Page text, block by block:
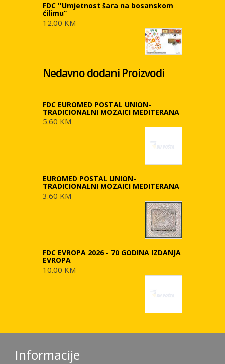
FDC ''Umjetnost šara na bosanskom
ćilimu”
12.00 KM
Nedavno dodani Proizvodi
FDC EUROMED POSTAL UNION-
TRADICIONALNI MOZAICI MEDITERANA
5.60 KM
EUROMED POSTAL UNION-
TRADICIONALNI MOZAICI MEDITERANA
3.60 KM
FDC EVROPA 2026 - 70 GODINA IZDANJA
EVROPA
10.00 KM
Informacije